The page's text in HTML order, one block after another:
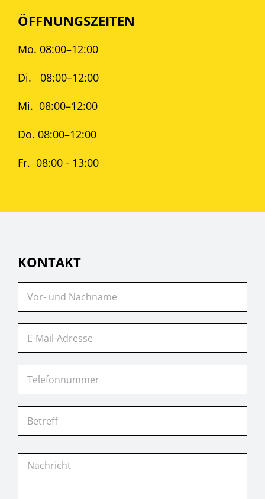
ÖFFNUNGSZEITEN
Mo. 08:00–12:00
Di. 08:00–12:00
Mi. 08:00–12:00
Do. 08:00–12:00
Fr. 08:00 - 13:00
KONTAKT